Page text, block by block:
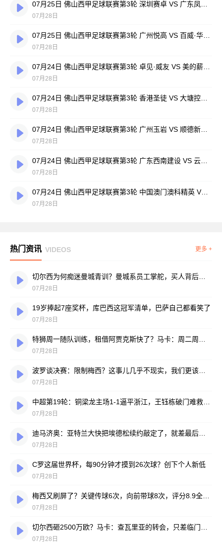
07月28日
07月28日
07月28日
07月28日
07月28日
07月28日
07月24日 佛山西甲足球联赛第3轮 中国澳门澳科精英 VS 藝品高國際 全场录像
07月28日
热门资讯 VIDEOS 更多 +
07月28日
19岁捧起7座奖杯，库巴西这冠军清单，巴萨自己都看笑了
07月28日
07月28日
07月28日
07月28日
07月28日
C罗这届世界杯，每90分钟才摸到26次球？创下个人新低
07月28日
07月28日
07月28日